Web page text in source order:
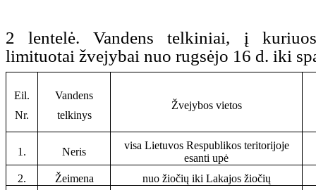
2 lentelė. Vandens telkiniai, į
limituotai žvejybai nuo rugsėjo 16 d. iki
Eil.
Nr.
Vandens
telkinys
Žvejybos vietos
1. Neris
visa Lietuvos Respublikos teritorijoje
esanti upė
2.
Žeimena
nuo žiočių iki Lakajos žiočių